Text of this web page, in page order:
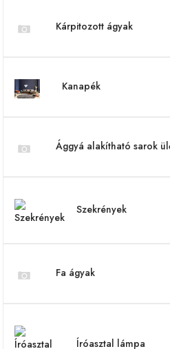
Kárpitozott ágyak
Kanapék
Ággyá alakítható sarok
Szekrények
Fa ágyak
Íróasztal lámpa